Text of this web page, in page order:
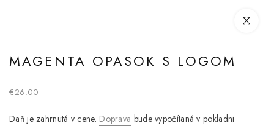
Kliknite
MAGENTA OPASOK S LOGOM
€26.00
Daň je zahrnutá v cene. Doprava bude vypočítaná v pokladni